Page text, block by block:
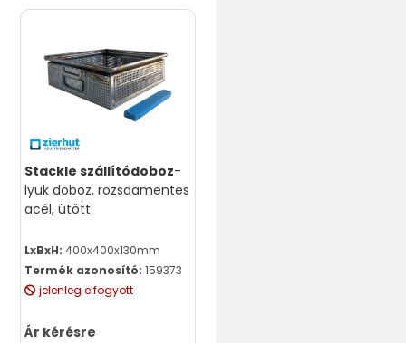
Stackle szállítódoboz-
lyuk doboz, rozsdamentes
acél, ütött
LxBxH: 400x400x130mm
Termék azonosító: 159373
jelenleg elfogyott
Ár kérésre